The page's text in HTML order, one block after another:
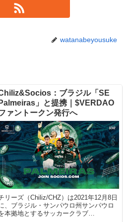
watanabeyousuke
：ブラジル「SE
Palmeiras」と提携｜$VERDAO
ァントークン発行へ
リーズ（Chiliz/CHZ）は2021年12月8日
、ブラジル・サンパウロ州サンパウロ
本拠地とするサッカークラブ